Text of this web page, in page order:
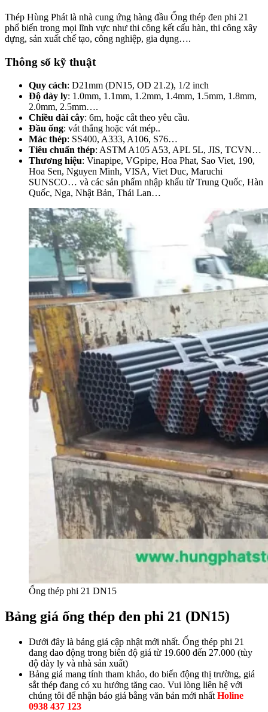
Thép Hùng Phát là nhà cung ứng hàng đầu Ống thép đen phi 21
phổ biến trong mọi lĩnh vực như thi công kết cấu hàn, thi công xây
dựng, sản xuất chế tạo, công nghiệp, gia dụng….
Thông số kỹ thuật
Quy cách: D21mm (DN15, OD 21.2), 1/2 inch
Độ dày ly: 1.0mm, 1.1mm, 1.2mm, 1.4mm, 1.5mm, 1.8mm,
2.0mm, 2.5mm….
Chiều dài cây: 6m, hoặc cắt theo yêu cầu.
Đầu ống: vát thẳng hoặc vát mép..
Mác thép: SS400, A333, A106, S76…
Tiêu chuẩn thép: ASTM A105 A53, APL 5L, JIS, TCVN…
Thương hiệu: Vinapipe, VGpipe, Hoa Phat, Sao Viet, 190,
Hoa Sen, Nguyen Minh, VISA, Viet Duc, Maruchi
SUNSCO… và các sản phẩm nhập khẩu từ Trung Quốc, Hàn
Quốc, Nga, Nhật Bản, Thái Lan…
Ống thép phi 21 DN15
Bảng giá ống thép đen phi 21 (DN15)
Dưới đây là bảng giá cập nhật mới nhất. Ống thép phi 21
đang dao động trong biên độ giá từ 19.600 đến 27.000 (tùy
độ dày ly và nhà sản xuất)
Bảng giá mang tính tham khảo, do biến động thị trường, giá
sắt thép đang có xu hướng tăng cao. Vui lòng liên hệ với
chúng tôi để nhận báo giá bằng văn bản mới nhất Holine
0938 437 123